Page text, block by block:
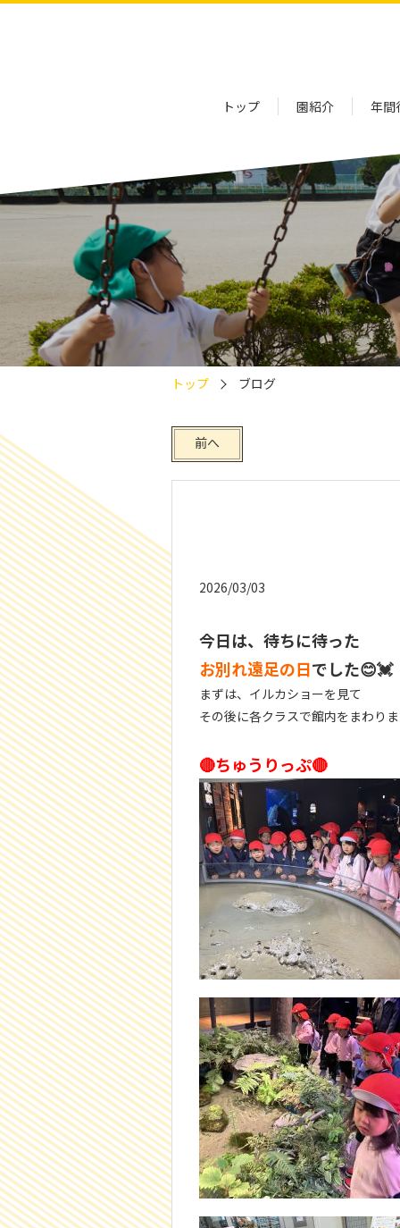
トップ 園紹介 年間
トップ ブログ
前へ
2026/03/03
今日は、待ちに待った
お別れ遠足の日でした😊💓
まずは、イルカショーを見て
その後に各クラスで館内をまわり
🔴ちゅうりっぷ🔴